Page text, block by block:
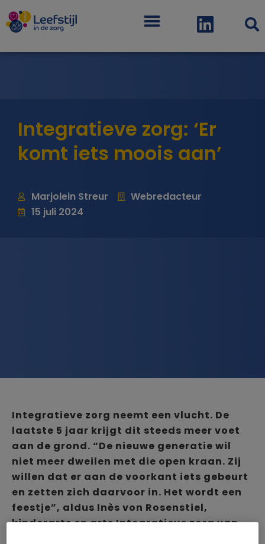
Menu
Integratieve zorg: ‘Er
komt iets moois aan’
Marjolein Streur
Webredacteur
15 juli 2024
Integratieve zorg neemt een vlucht. De
laatste 5 jaar krijgt dit steeds meer voet
aan de grond. “De nieuwe generatie wil
niet meer dweilen met die open kraan. Zij
willen dat er aan de voorkant iets gebeurt
en zetten zich daarvoor in. Het wordt een
feestje”, aldus Inès von Rosenstiel,
kinderarts en arts Integratieve zorg van